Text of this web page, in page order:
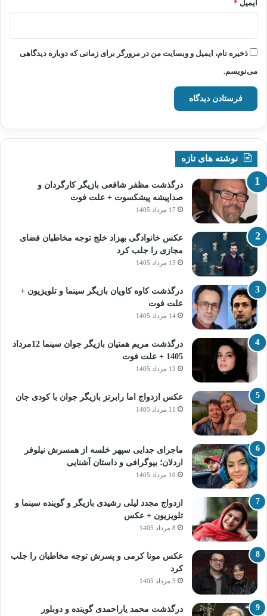
ایمیل *
ذخیره نام، ایمیل و وبسایت من در مرورگر برای زمانی که دوباره دیدگاهی
می‌نویسم.
نوشته های تازه
درگذشت مظفر شافعی بازیگر کارگردان و
صداپیشه پیشکسوت + علت فوت
17 مرداد 1405
عکس خانوادگی بهزاد خلج توجه مخاطبان فضای
مجازی را جلب کرد
15 مرداد 1405
درگذشت کاوه کاویان بازیگر سینما و تلویزیون +
علت فوت
14 مرداد 1405
درگذشت مریم همتیان بازیگر جوان سینما 12مرداد
1405 + علت فوت
12 مرداد 1405
عکس ازدواج اما رابرتز بازیگر جوان با کودی جان
11 مرداد 1405
ماجرای جدایی سپهر خلسه از همسرش نیلوفر
اردلان؛ بیوگرافی و داستان آشنایی
10 مرداد 1405
ازدواج مجدد لیلی رشیدی بازیگر و گوینده سینما و
تلویزیون + عکس
8 مرداد 1405
عکس مونا کرمی و پسرش توجه مخاطبان را جلب
کرد
5 مرداد 1405
درگذشت محمد یاراحمدی گوینده و دوبلور